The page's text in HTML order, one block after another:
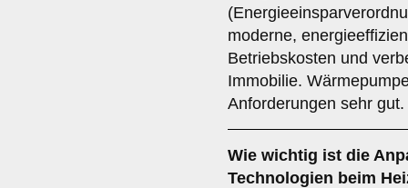
moderne,
Betriebskosten und
Immobilie.
Anforderungen sehr gut.
Wie wichtig ist die
Technologien beim